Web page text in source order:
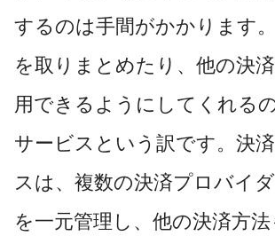
するのは手間がかかります
を取りまとめたり、他の決
用できるようにしてくれる
サービスという訳です。 決
スは、複数の決済プロバイ
を一元管理し、他の決済方法